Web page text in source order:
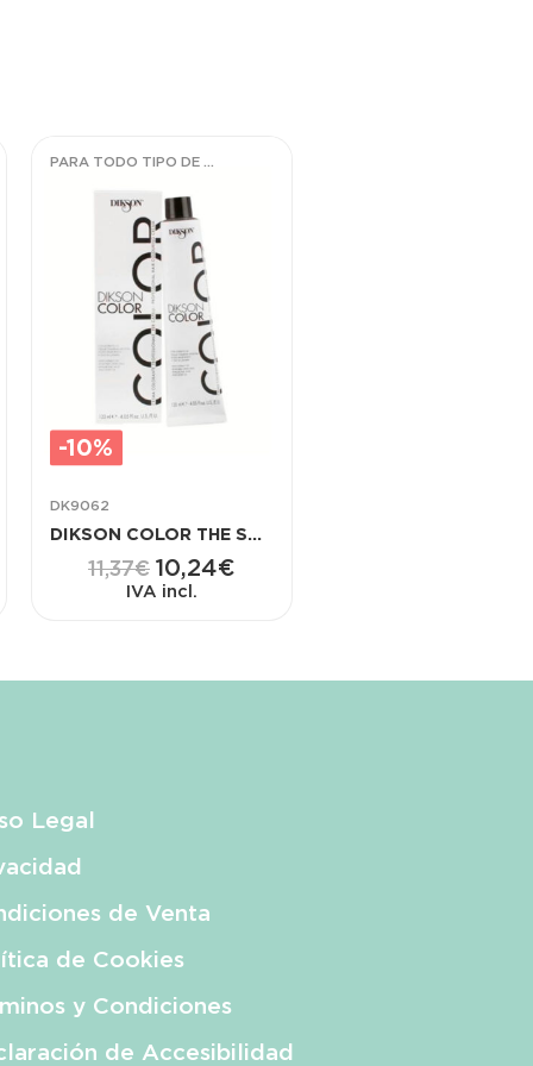
PARA TODO TIPO DE CABELLOS
DK9062
DIKSON COLOR THE SUPER COLOR 120 ML 8.42
-10%
11,37€ 10,24€
IVA incl.
Legal
de Venta
de Cookies
y Condiciones
de Accesibilidad